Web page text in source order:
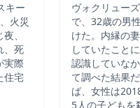
キー
火災
、
、死
実際
住宅
ヴォクリュー
で、32歳の男
けた。内縁の
していたこと
認識していな
て調べた結果
ば、女性は
5人の子どもを